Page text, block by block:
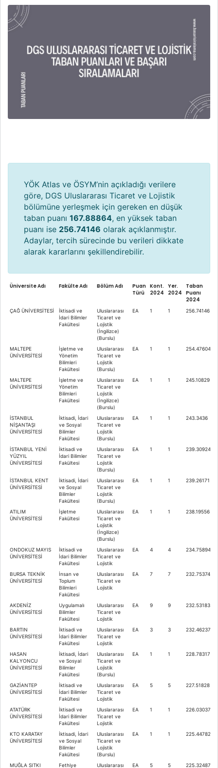
YÖK Atlas ve ÖSYM’nin açıkladığı verilere
göre, DGS Uluslararası Ticaret ve Lojistik
bölümüne yerleşmek için gereken en düşük
taban puanı 167.88864, en yüksek taban
puanı ise 256.74146 olarak açıklanmıştır.
Adaylar, tercih sürecinde bu verileri dikkate
alarak kararlarını şekillendirebilir.
Üniversite Adı Fakülte Adı Bölüm Adı
Puan
Türü
Kont.
2024
Yer.
2024
Taban
Puanı
2024
ÇAĞ ÜNİVERSİTESİ
İktisadi ve
İdari Bilimler
Fakültesi
Uluslararası
Ticaret ve
Lojistik
(İngilizce)
(Burslu)
EA 1 1 256.74146
MALTEPE
ÜNİVERSİTESİ
İşletme ve
Yönetim
Bilimleri
Fakültesi
Uluslararası
Ticaret ve
Lojistik
(Burslu)
EA 1 1 254.47604
MALTEPE
ÜNİVERSİTESİ
İşletme ve
Yönetim
Bilimleri
Fakültesi
Uluslararası
Ticaret ve
Lojistik
(İngilizce)
(Burslu)
EA 1 1 245.10829
İSTANBUL
NİŞANTAŞI
ÜNİVERSİTESİ
İktisadi, İdari
ve Sosyal
Bilimler
Fakültesi
Uluslararası
Ticaret ve
Lojistik
(Burslu)
EA 1 1 243.3436
İSTANBUL YENİ
YÜZYIL
ÜNİVERSİTESİ
İktisadi ve
İdari Bilimler
Fakültesi
Uluslararası
Ticaret ve
Lojistik
(Burslu)
EA 1 1 239.30924
İSTANBUL KENT
ÜNİVERSİTESİ
İktisadi, İdari
ve Sosyal
Bilimler
Fakültesi
Uluslararası
Ticaret ve
Lojistik
(Burslu)
EA 1 1 239.26171
ATILIM
ÜNİVERSİTESİ
İşletme
Fakültesi
Uluslararası
Ticaret ve
Lojistik
(İngilizce)
(Burslu)
EA 1 1 238.19556
ONDOKUZ MAYIS
ÜNİVERSİTESİ
İktisadi ve
İdari Bilimler
Fakültesi
Uluslararası
Ticaret ve
Lojistik
EA 4 4 234.75894
BURSA TEKNİK
ÜNİVERSİTESİ
İnsan ve
Toplum
Bilimleri
Fakültesi
Uluslararası
Ticaret ve
Lojistik
EA 7 7 232.75374
AKDENİZ
ÜNİVERSİTESİ
Uygulamalı
Bilimler
Fakültesi
Uluslararası
Ticaret ve
Lojistik
EA 9 9 232.53183
BARTIN
ÜNİVERSİTESİ
İktisadi ve
İdari Bilimler
Fakültesi
Uluslararası
Ticaret ve
Lojistik
EA 3 3 232.46237
HASAN
KALYONCU
ÜNİVERSİTESİ
İktisadi, İdari
ve Sosyal
Bilimler
Fakültesi
Uluslararası
Ticaret ve
Lojistik
(Burslu)
EA 1 1 228.78317
GAZİANTEP
ÜNİVERSİTESİ
İktisadi ve
İdari Bilimler
Fakültesi
Uluslararası
Ticaret ve
Lojistik
EA 5 5 227.51828
ATATÜRK
ÜNİVERSİTESİ
İktisadi ve
İdari Bilimler
Fakültesi
Uluslararası
Ticaret ve
Lojistik
EA 1 1 226.03037
KTO KARATAY
ÜNİVERSİTESİ
İktisadi, İdari
ve Sosyal
Bilimler
Fakültesi
Uluslararası
Ticaret ve
Lojistik
(Burslu)
EA 1 1 225.44782
MUĞLA SITKI Fethiye Uluslararası EA 5 5 225.32487